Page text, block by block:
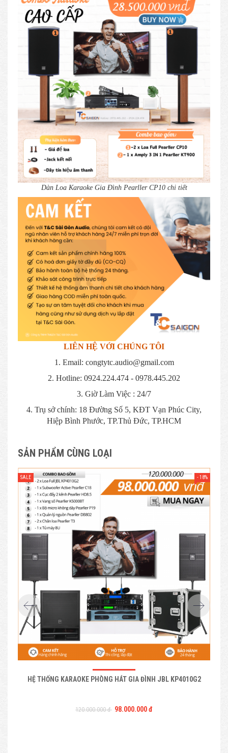
Dàn Loa Karaoke Gia Đình Pearller CP10 chi tiết
LIÊN HỆ VỚI CHÚNG TÔI
1. Email: congtytc.audio@gmail.com
2. Hotline: 0924.224.474 - 0978.445.202
3. Giờ Làm Việc : 24/7
4. Trụ sở chính: 18 Đường Số 5, KĐT Vạn Phúc City,
Hiệp Bình Phước, TP.Thủ Đức, TP.HCM
SẢN PHẨM CÙNG LOẠI
HỆ THỐNG KARAOKE PHÒNG HÁT GIA ĐÌNH JBL KP4010G2
120.000.000 đ 98.000.000 đ
SALE - 18%